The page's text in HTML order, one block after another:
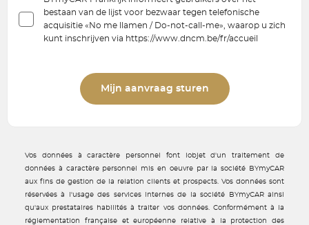
bestaan van de lijst voor bezwaar tegen telefonische
acquisitie «No me llamen / Do-not-call-me», waarop u zich
kunt inschrijven via https://www.dncm.be/fr/accueil
Mijn aanvraag sturen
Vos données à caractère personnel font lobjet d'un traitement de
données à caractère personnel mis en oeuvre par la société BYmyCAR
aux fins de gestion de la relation clients et prospects. Vos données sont
réservées à l'usage des services internes de la société BYmyCAR ainsi
qu'aux prestataires habilités à traiter vos données. Conformément à la
réglementation française et européenne relative à la protection des